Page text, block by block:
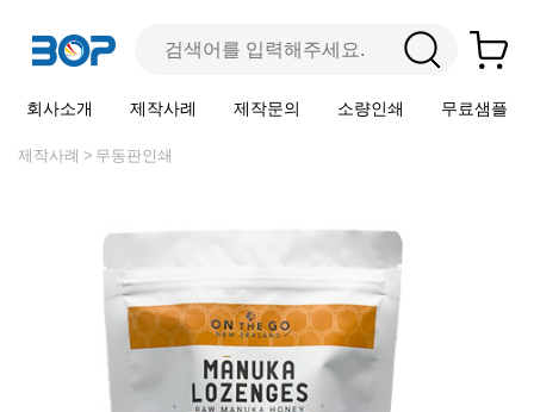
회사소개 제작사례 제작문의 소량인쇄 무료샘플
제작사례 무동판인쇄